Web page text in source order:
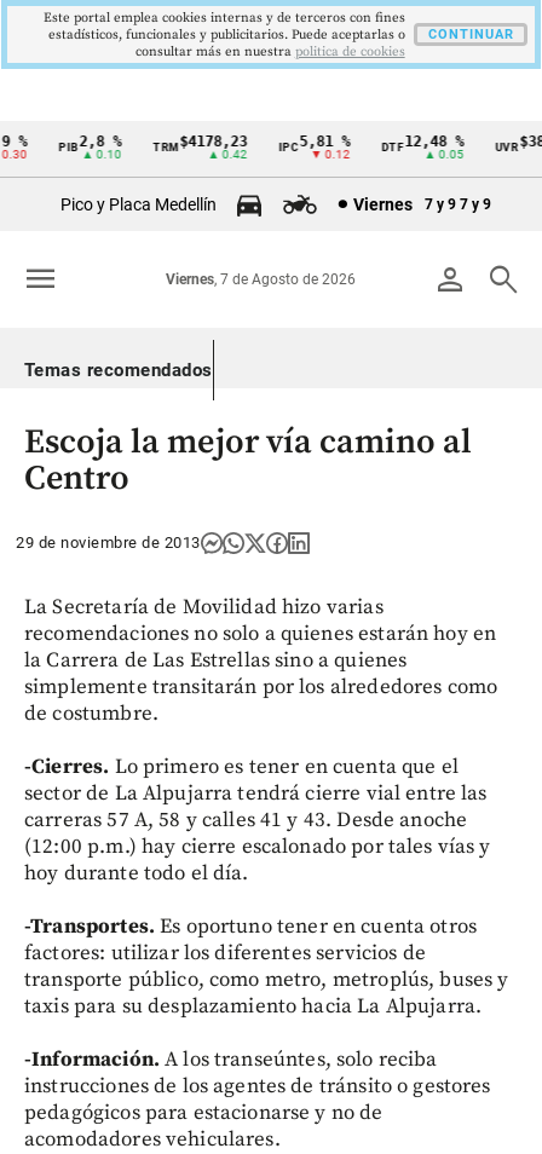
Cintillo
Colombia
PIB2,8 %
▲ 0.10
TRM$4178,23
▲ 0.42
5,81 %
▼ 0.12
DTF12,48 %
▲ 0.05
UVR
Pico y Placa Medellín Viernes 7 y 9 7 y 9
person search
Viernes, 7 de Agosto de 2026
menu
Temas recomendados
Escoja la mejor vía camino al
Centro
29 de noviembre de 2013
La Secretaría de Movilidad hizo varias
recomendaciones no solo a quienes estarán hoy en
la Carrera de Las Estrellas sino a quienes
simplemente transitarán por los alrededores como
de costumbre.
-Cierres. Lo primero es tener en cuenta que el
sector de La Alpujarra tendrá cierre vial entre las
carreras 57 A, 58 y calles 41 y 43. Desde anoche
(12:00 p.m.) hay cierre escalonado por tales vías y
hoy durante todo el día.
-Transportes. Es oportuno tener en cuenta otros
factores: utilizar los diferentes servicios de
transporte público, como metro, metroplús, buses y
taxis para su desplazamiento hacia La Alpujarra.
-Información. A los transeúntes, solo reciba
instrucciones de los agentes de tránsito o gestores
pedagógicos para estacionarse y no de
acomodadores vehiculares.
Este portal emplea cookies internas y de terceros con fines
estadísticos, funcionales y publicitarios. Puede aceptarlas o
consultar más en nuestra politica de cookies
CONTINUAR